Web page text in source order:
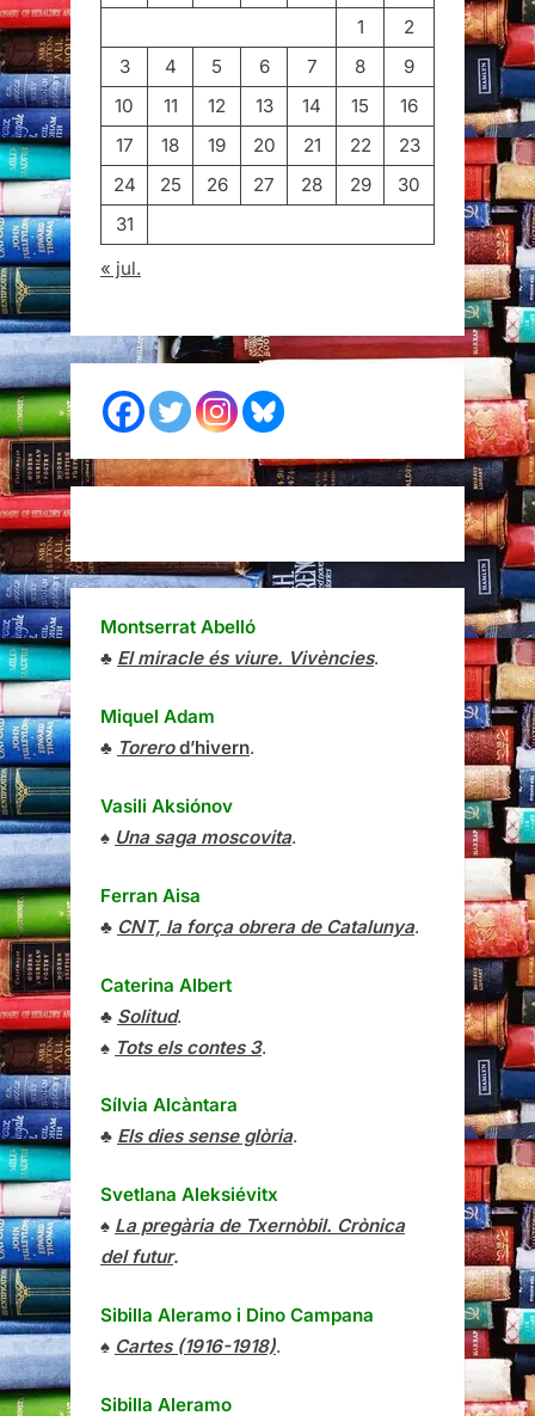
1
2
3
4 5 6 7 8
9
10
11 12 13 14 15
16
17
18 19 20 21 22
23
24
25 26 27 28 29
30
31
« jul.
Montserrat Abelló
♣ El miracle és viure. Vivències.
Miquel Adam
♣ Torerod’hivern.
Vasili Aksiónov
♠ Una saga moscovita.
Ferran Aisa
♣ CNT, la força obrera de Catalunya.
Caterina Albert
♣ Solitud.
♠ Tots els contes 3.
Sílvia Alcàntara
♣ Els dies sense glòria.
Svetlana Aleksiévitx
♠ La pregària de Txernòbil. Crònica
del futur.
Sibilla Aleramo i Dino Campana
♠ Cartes (1916-1918).
Sibilla Aleramo